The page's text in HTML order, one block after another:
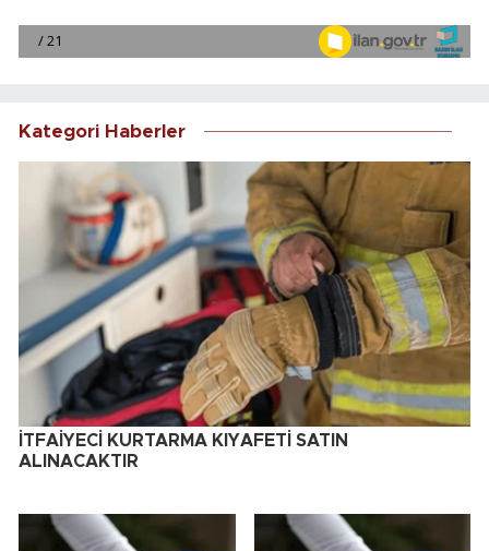
Kategori Haberler
İTFAİYECİ KURTARMA KIYAFETİ SATIN
ALINACAKTIR